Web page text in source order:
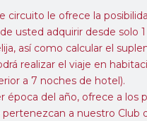
circuito le ofrece la
usted adquirir desde solo
así como calcular el
realizar el viaje en
a 7 noches de hotel).
época del año, ofrece a los
a nuestro Club